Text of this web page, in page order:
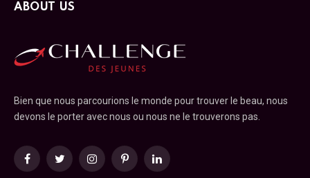
ABOUT US
Bien que nous parcourions le monde pour trouver le beau, nous
devons le porter avec nous ou nous ne le trouverons pas.
FacebookTwitterInstagramPinterestLinkedIn